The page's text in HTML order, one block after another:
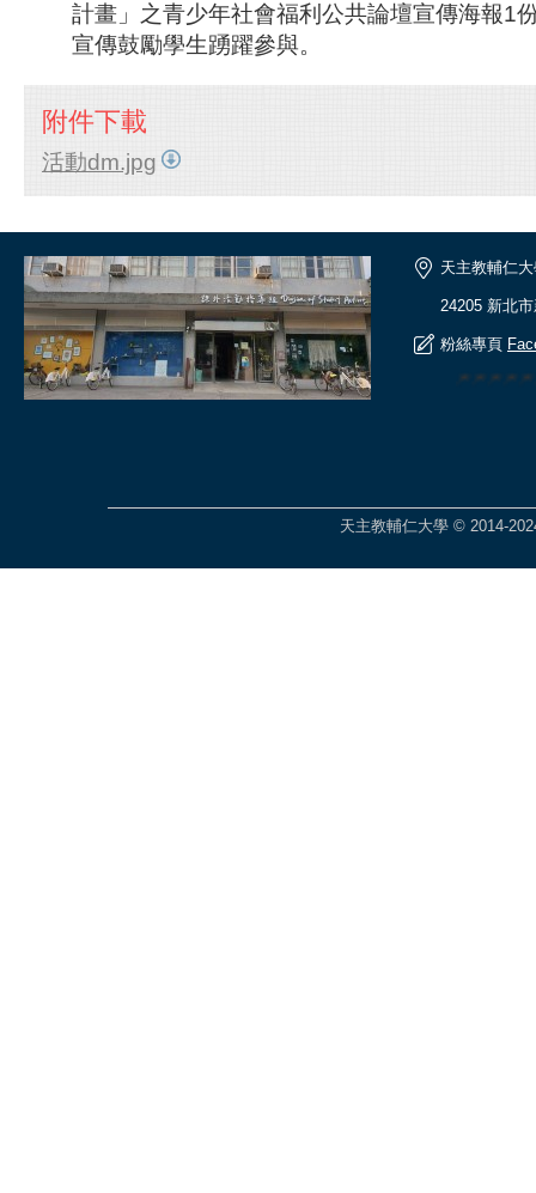
計畫」之青少年社會福利公共論壇宣傳海報1
宣傳鼓勵學生踴躍參與。
附件下載
活動dm.jpg
天主教輔仁
24205 新北
粉絲專頁
天主教輔仁大學 © 2014-